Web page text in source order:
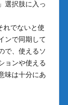
選択肢に入っ
れでないと使
ンで同期して
で、使えるソ
ョンや使える
味は十分にあ